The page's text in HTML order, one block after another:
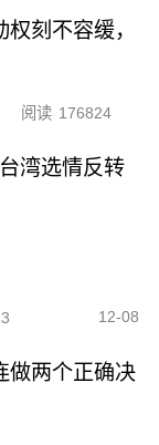
刻不容缓，
阅读 176824
湾选情反转
12-08
做两个正确决